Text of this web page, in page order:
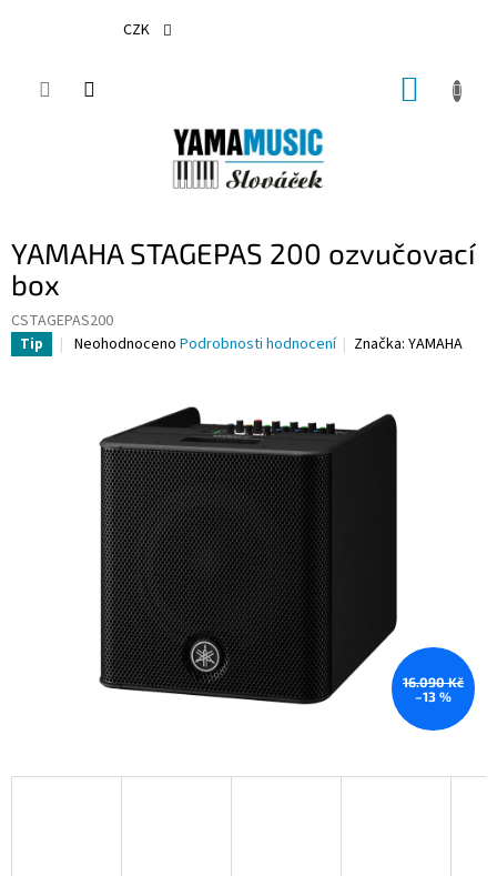
CZK
YAMAHA STAGEPAS 200 ozvučovací
box
CSTAGEPAS200
Tip
Průměrné
hvězdiček.
Neohodnoceno Podrobnosti hodnocení Značka:YAMAHA
16.090 Kč
–13 %